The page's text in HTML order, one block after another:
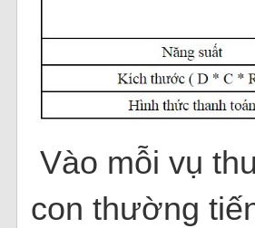
Vào mỗi vụ
con thường